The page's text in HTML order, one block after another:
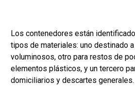
Los contenedores están
tipos de materiales: uno destinado
voluminosos, otro para restos de
elementos plásticos, y un tercero
domiciliarios y descartes generales.